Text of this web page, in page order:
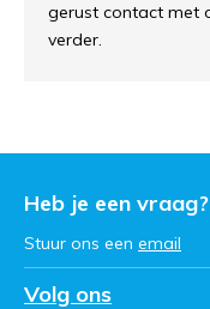
gerust contact met
verder.
Heb je een vraag?
Stuur ons een email
Volg ons